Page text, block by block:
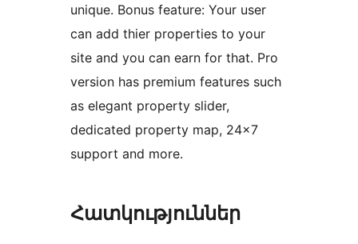
unique. Bonus feature: Your user
can add thier properties to your
site and you can earn for that. Pro
version has premium features such
as elegant property slider,
dedicated property map, 24×7
support and more.
Հատկություններ